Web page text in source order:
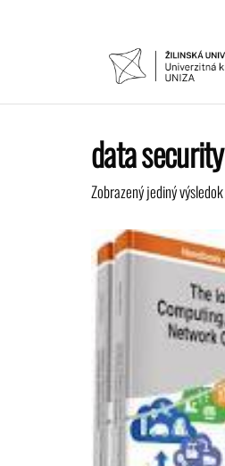
data security
Zobrazený jediný výsledok